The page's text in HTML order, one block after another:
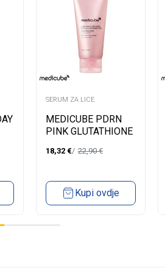
SERUM ZA LICE
MEDICUBE PDRN
PINK GLUTATHIONE
CLEANSING FOAM
18,32 € 22,90€
Kupi ovdje